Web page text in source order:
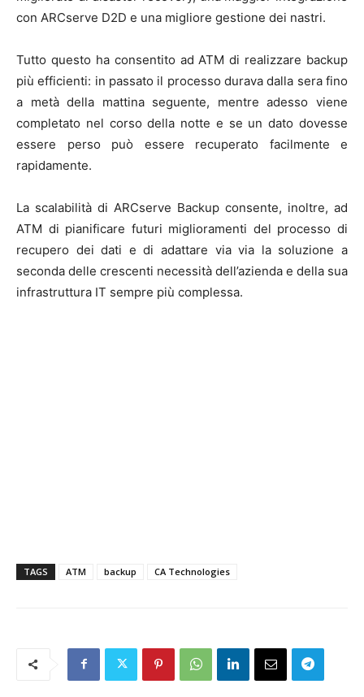
con ARCserve D2D e una migliore gestione dei nastri.
Tutto questo ha consentito ad ATM di realizzare backup
più efficienti: in passato il processo durava dalla sera fino
a metà della mattina seguente, mentre adesso viene
completato nel corso della notte e se un dato dovesse
essere perso può essere recuperato facilmente e
rapidamente.
La scalabilità di ARCserve Backup consente, inoltre, ad
ATM di pianificare futuri miglioramenti del processo di
recupero dei dati e di adattare via via la soluzione a
seconda delle crescenti necessità dell’azienda e della sua
infrastruttura IT sempre più complessa.
TAGS ATM backup CA Technologies